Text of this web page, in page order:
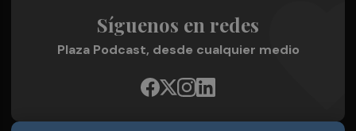
Síguenos en redes
Plaza Podcast, desde cualquier medio